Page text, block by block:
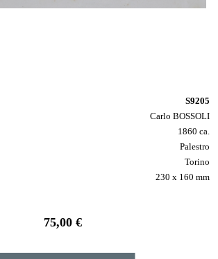
S9205
Carlo BOSSOLI
1860 ca.
Palestro
Torino
230 x 160 mm
75,00 €